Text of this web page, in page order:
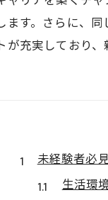
す。さらに、
充実しており、
未経験者必
生活環